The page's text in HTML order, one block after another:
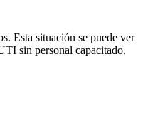
Esta situación se puede ver
sin personal capacitado,